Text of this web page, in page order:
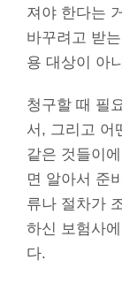
져야 한다는
바꾸려고 받
용 대상이 아
청구할 때 필
서, 그리고 어
같은 것들이
면 알아서 준
류나 절차가
하신 보험사
다.